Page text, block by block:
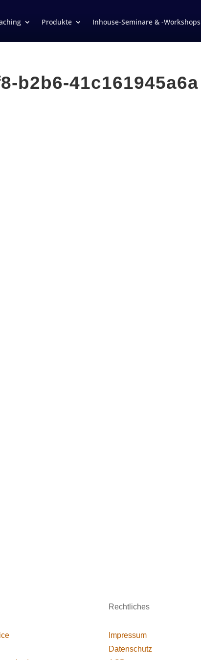
Produkte Inhouse-Seminare & -Workshops
b2b6-41c161945a6a
Rechtliches
Impressum
Datenschutz